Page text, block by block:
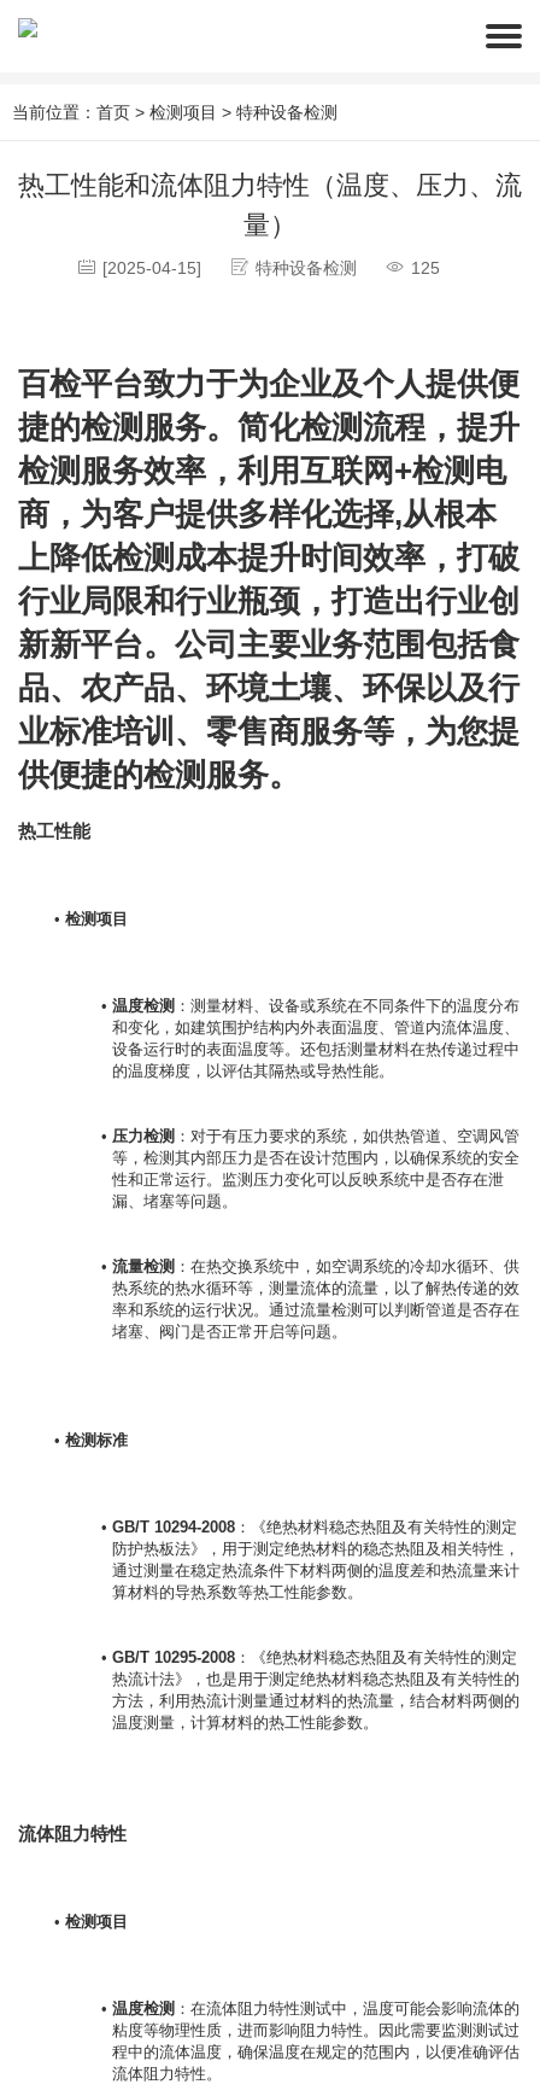
当前位置： 首页 > 检测项目 > 特种设备检测
热工性能和流体阻力特性（温度、压力、流
量）
[2025-04-15] 特种设备检测 125
百检平台致力于为企业及个人提供便
捷的检测服务。简化检测流程，提升
检测服务效率，利用互联网+检测电
商，为客户提供多样化选择,从根本
上降低检测成本提升时间效率，打破
行业局限和行业瓶颈，打造出行业创
新新平台。公司主要业务范围包括食
品、农产品、环境土壤、环保以及行
业标准培训、零售商服务等，为您提
供便捷的检测服务。
热工性能
检测项目
温度检测 ：测量材料、设备或系统在不同条件下的温度分布
和变化，如建筑围护结构内外表面温度、管道内流体温度、
设备运行时的表面温度等。还包括测量材料在热传递过程中
的温度梯度，以评估其隔热或导热性能。
压力检测 ：对于有压力要求的系统，如供热管道、空调风管
等，检测其内部压力是否在设计范围内，以确保系统的安全
性和正常运行。监测压力变化可以反映系统中是否存在泄
漏、堵塞等问题。
流量检测 ：在热交换系统中，如空调系统的冷却水循环、供
热系统的热水循环等，测量流体的流量，以了解热传递的效
率和系统的运行状况。通过流量检测可以判断管道是否存在
堵塞、阀门是否正常开启等问题。
检测标准
GB/T 10294-2008：《绝热材料稳态热阻及有关特性的测定
防护热板法》，用于测定绝热材料的稳态热阻及相关特性，
通过测量在稳定热流条件下材料两侧的温度差和热流量来计
算材料的导热系数等热工性能参数。
GB/T 10295-2008：《绝热材料稳态热阻及有关特性的测定
热流计法》，也是用于测定绝热材料稳态热阻及有关特性的
方法，利用热流计测量通过材料的热流量，结合材料两侧的
温度测量，计算材料的热工性能参数。
流体阻力特性
检测项目
温度检测 ：在流体阻力特性测试中，温度可能会影响流体的
粘度等物理性质，进而影响阻力特性。因此需要监测测试过
程中的流体温度，确保温度在规定的范围内，以便准确评估
流体阻力特性。